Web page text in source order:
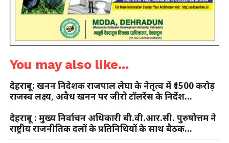
You may also like...
देहरादून: खनन निदेशक राजपाल लेघा के नेतृत्व में ₹1500 करोड़
राजस्व लक्ष्य, अवैध खनन पर जीरो टॉलरेंस के निर्देश…
देहरादून : मुख्य निर्वाचन अधिकारी बी.वी.आर.सी. पुरुषोत्तम ने
राष्ट्रीय राजनीतिक दलों के प्रतिनिधियों के साथ बैठक…